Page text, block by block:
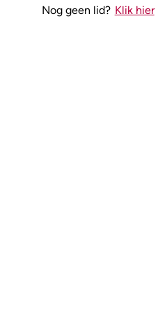
Nog geen lid? Klik hier